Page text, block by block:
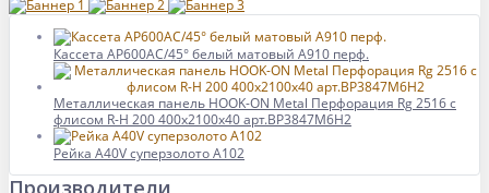
Кассета AP600AC/45° белый матовый А910 перф.
Металлическая панель HOOK-ON Metal Перфорация Rg 2516 с
флисом R-H 200 400x2100x40 арт.BP3847M6H2
Рейка A40V суперзолото A102
Производители